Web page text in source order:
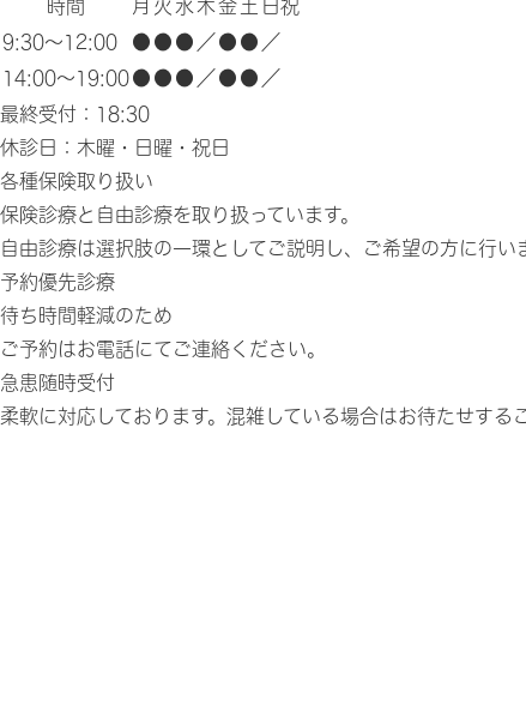
時間
月 火 水木金 土 日祝
9:30～12:00
● ● ● ／ ● ● ／
14:00～19:00● ● ● ／ ● ● ／
最終受付：18:30
休診日：木曜・日曜・祝日
各種保険取り扱い
保険診療と自由診療を取り扱っています。
自由診療は選択肢の一環としてご説明し、ご希望の方に行い
予約優先診療
待ち時間軽減のため
ご予約はお電話にてご連絡ください。
急患随時受付
柔軟に対応しております。混雑している場合はお待たせす